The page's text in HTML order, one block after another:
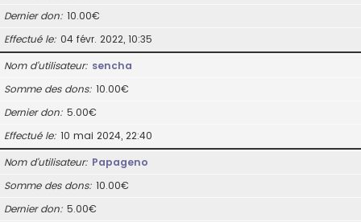
Dernier don 10.00€
Effectué le 04 févr. 2022, 10:35
Nom d’utilisateur sencha
Somme des dons 10.00€
Dernier don 5.00€
Effectué le 10 mai 2024, 22:40
Nom d’utilisateur Papageno
Somme des dons 10.00€
Dernier don 5.00€